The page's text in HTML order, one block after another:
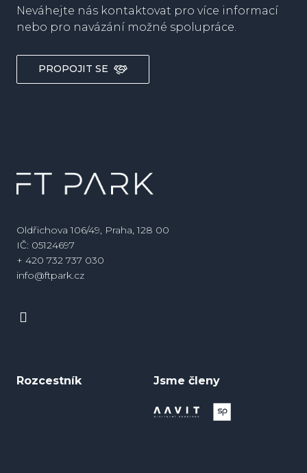
Neváhejte nás kontaktovat pro více informací
nebo pro navázání možné spolupráce.
PROPOJIT SE
Oldřichova 106/49, Praha, 128 00
IČ: 05124697
+ 420 732 737 030
info@ftpark.cz
Rozcestník Jsme členy